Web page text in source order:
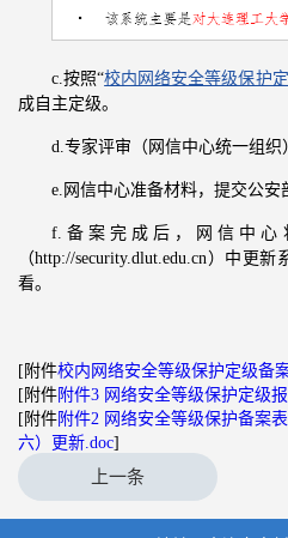
c.按照“校内网络安全等级保护
成自主定级。
d.专家评审（网信中心统一组织
e.网信中心准备材料，提交公安
f.备案完成后，网信中心
（http://security.dlut.edu.cn）中更
看。
[附件校内网络安全等级保护定级备
[附件附件3 网络安全等级保护定级
[附件附件2 网络安全等级保护备案
六）更新.doc]
上一条